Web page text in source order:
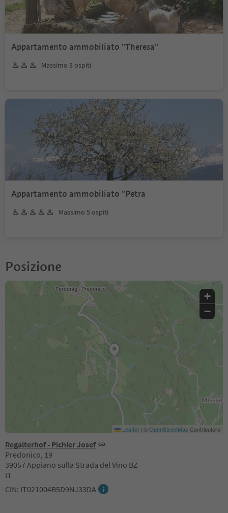
Appartamento ammobiliato "Theresa"
Massimo 3 ospiti
Appartamento ammobiliato "Petra
Massimo 5 ospiti
Posizione
Regalterhof - Pichler Josef
Predonico, 19
39057 Appiano sulla Strada del Vino BZ
IT
CIN: IT021004B5D9NJ33DA
+
−
Leaflet | ©OpenStreetMapContributors